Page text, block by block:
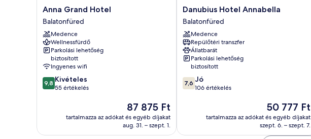
Anna
Grand
Hotel
Balatonfüred
Anna Grand Hotel
Balatonfüred
Medence
Wellnessfürdő
Parkolási lehetőség
biztosított
Ingyenes wifi
9.8
ennyiből:
9,8 Kivételes
55 értékelés
Az
ár
87 875 Ft
87 875 Ft
tartalmazza az adókat és egyéb díjakat
aug. 31. – szept. 1.
Danubius
Hotel
Annabella
Balatonfüred
Danubius Hotel Annabella
Balatonfüred
Medence
Repülőtéri transzfer
Állatbarát
Parkolási lehetőség
biztosított
7.6
ennyiből:
7,6 Jó
106 értékelés
Az
ár
50 777 Ft
50 777 Ft
tartalmazza az adókat és egyéb díjakat
szept. 6. – szept. 7.